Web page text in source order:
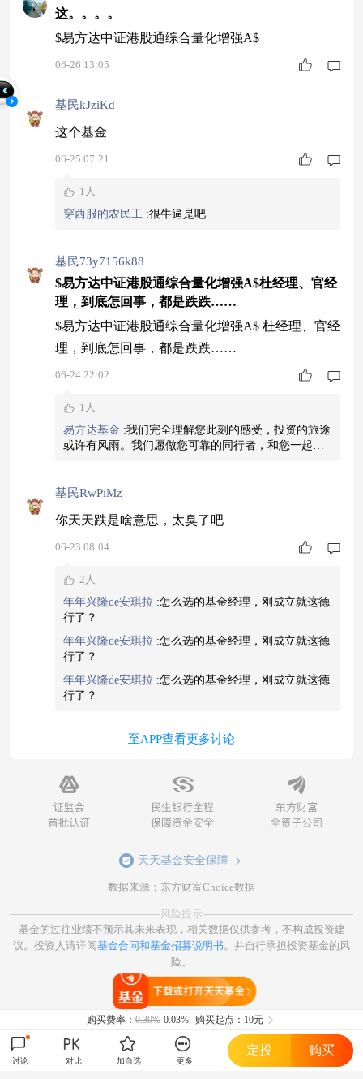
这。。。。
$易方达中证港股通综合量化增强A$
06-26 13:05
基民kJziKd
这个基金
06-25 07:21
1人
穿西服的农民工 :很牛逼是吧
基民73y7156k88
$易方达中证港股通综合量化增强A$杜经理、官经
理，到底怎回事，都是跌跌……
$易方达中证港股通综合量化增强A$ 杜经理、官经
理，到底怎回事，都是跌跌……
06-24 22:02
1人
易方达基金 :我们完全理解您此刻的感受，投资的旅途
或许有风雨。我们愿做您可靠的同行者，和您一起迎
基民RwPiMz
你天天跌是啥意思，太臭了吧
06-23 08:04
2人
年年兴隆de安琪拉 :怎么选的基金经理，刚成立就这德
行了？
年年兴隆de安琪拉 :怎么选的基金经理，刚成立就这德
行了？
年年兴隆de安琪拉 :怎么选的基金经理，刚成立就这德
行了？
至APP查看更多讨论
天天基金安全保障
数据来源：东方财富Choice数据
风险提示
基金的过往业绩不预示其未来表现，相关数据仅供参考，不构成投资建
议。投资人请详阅基金合同和基金招募说明书。并自行承担投资基金的风
险。
购买费率：0.30% 0.03% 购买起点：10元
讨论 对比 加自选 更多
定投 购买
打开天天基金